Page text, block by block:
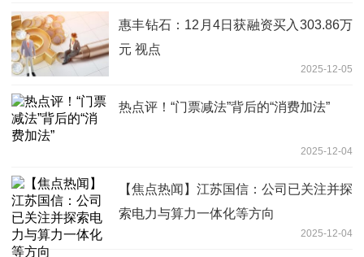
惠丰钻石：12月4日获融资买入303.86万
元 视点
2025-12-05
热点评！“门票减法”背后的“消费加法”
2025-12-04
【焦点热闻】江苏国信：公司已关注并探
索电力与算力一体化等方向
2025-12-04